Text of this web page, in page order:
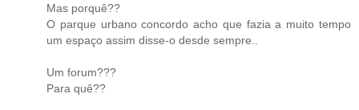
Mas porquê??
O parque urbano concordo acho que fazia a muito tempo
um espaço assim disse-o desde sempre..
Um forum???
Para quê??